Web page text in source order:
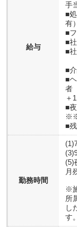
給与
手
■
有）
■
■
■
■
■
者
＋
■
※※
■
勤務時間
(5)
月
※
所
し
す。